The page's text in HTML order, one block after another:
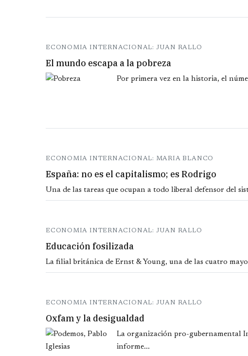
ECONOMIA INTERNACIONAL: JUAN RALLO
El mundo escapa a la pobreza
Por primera vez en la historia, el
ECONOMIA INTERNACIONAL: MARIA BLANCO
España: no es el capitalismo; es Rodrigo
Una de las tareas que ocupan a todo liberal defensor del
ECONOMIA INTERNACIONAL: JUAN RALLO
Educación fosilizada
La filial británica de Ernst & Young, una de las cuatro
ECONOMIA INTERNACIONAL: JUAN RALLO
Oxfam y la desigualdad
La organización pro-gubernamental
informe...